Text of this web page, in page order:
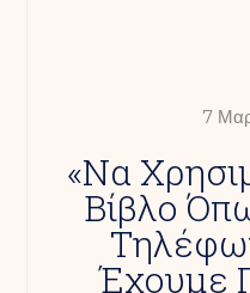
7
«Να
Βίβλο
Έχουμε